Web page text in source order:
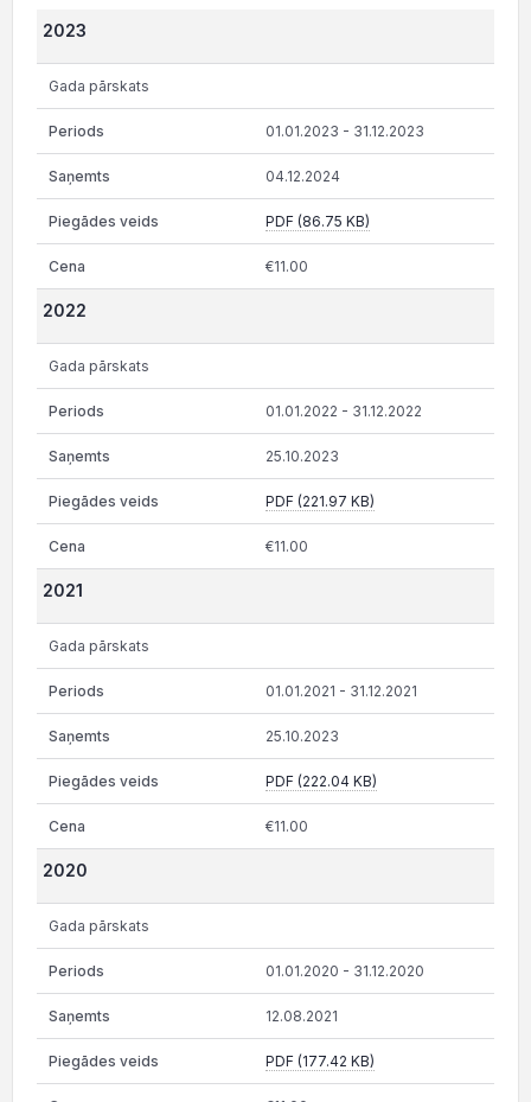
2023
Gada pārskats
01.01.2023 - 31.12.2023
04.12.2024
PDF (86.75 KB)
€11.00
2022
Gada pārskats
01.01.2022 - 31.12.2022
25.10.2023
PDF (221.97 KB)
€11.00
2021
Gada pārskats
01.01.2021 - 31.12.2021
25.10.2023
PDF (222.04 KB)
€11.00
2020
Gada pārskats
01.01.2020 - 31.12.2020
12.08.2021
PDF (177.42 KB)